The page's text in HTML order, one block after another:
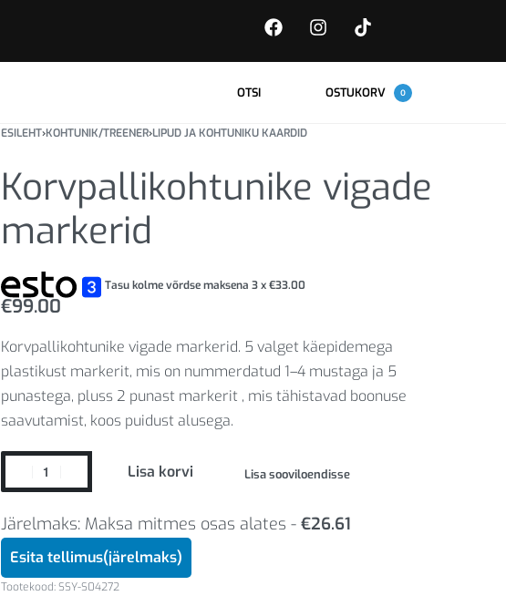
OTSI OSTUKORV 0
ESILEHT›KOHTUNIK/TREENER›LIPUD JA KOHTUNIKU KAARDID
Korvpallikohtunike vigade
markerid
Tasu kolme võrdse maksena 3 x€33.00
€99.00
Korvpallikohtunike vigade markerid. 5 valget käepidemega
plastikust markerit, mis on nummerdatud 1–4 mustaga ja 5
punastega, pluss 2 punast markerit , mis tähistavad boonuse
saavutamist, koos puidust alusega.
Lisa korvi Lisa sooviloendisse
Järelmaks: Maksa mitmes osas alates - €26.61
Esita tellimus(järelmaks)
SSY-S04272